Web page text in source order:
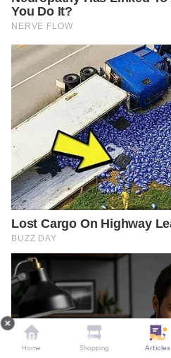
Home Shopping Articles